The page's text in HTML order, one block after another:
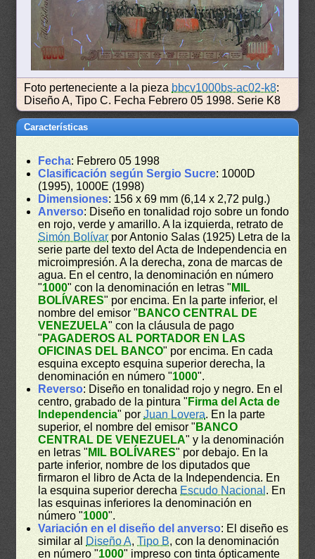
Foto perteneciente a la pieza bbcv1000bs-ac02-k8:
Diseño A, Tipo C. Fecha Febrero 05 1998. Serie K8
Características
Fecha: Febrero 05 1998
Clasificación según Sergio Sucre: 1000D
(1995), 1000E (1998)
Dimensiones: 156 x 69 mm (6,14 x 2,72 pulg.)
Anverso: Diseño en tonalidad rojo sobre un fondo
en rojo, verde y amarillo. A la izquierda, retrato de
Simón Bolívarpor Antonio Salas (1925) Letra de la
serie parte del texto del Acta de Independencia en
microimpresión. A la derecha, zona de marcas de
agua. En el centro, la denominación en número
"1000" con la denominación en letras " MIL
BOLÍVARES" por encima. En la parte inferior, el
nombre del emisor " BANCO CENTRAL DE
VENEZUELA" con la cláusula de pago
" PAGADEROS AL PORTADOR EN LAS
OFICINAS DEL BANCO" por encima. En cada
esquina excepto esquina superior derecha, la
denominación en número "1000".
Reverso: Diseño en tonalidad rojo y negro. En el
centro, grabado de la pintura " Firma del Acta de
Independencia" porJuan Lovera. En la parte
superior, el nombre del emisor " BANCO
CENTRAL DE VENEZUELA" y la denominación
en letras " MIL BOLÍVARES" por debajo. En la
parte inferior, nombre de los diputados que
firmaron el libro de Acta de la Independencia. En
la esquina superior derecha Escudo Nacional . En
las esquinas inferiores la denominación en
número "1000".
Variación en el diseño del anverso: El diseño es
similar al Diseño A,Tipo B, con la denominación
en número "1000" impreso con tinta ópticamente